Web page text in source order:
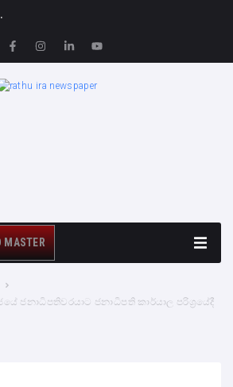
MASTER
ජනාධිපතිවරයාට ජනාධිපති කාර්යාල පරිශ්‍රයේදී